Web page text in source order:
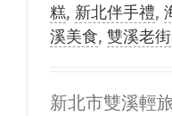
糕, 新北伴手禮,
溪美食, 雙溪老街
新北市雙溪輕